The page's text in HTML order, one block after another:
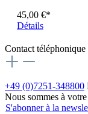
45,00 €*
Détails
Contact téléphonique
+49 (0)7251-348800
Nous sommes à
S'abonner à la